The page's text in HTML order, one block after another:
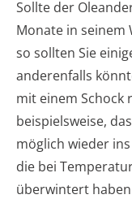
Sollte der
Monate in
so sollten Sie
anderenfalls
mit einem Schock
beispielsweise,
möglich wieder
die bei
überwintert